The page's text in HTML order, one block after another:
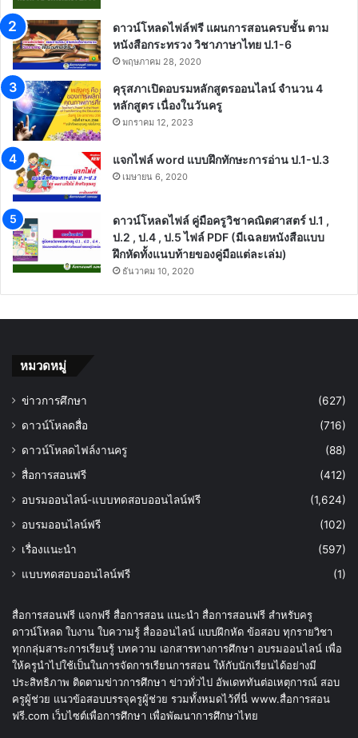
ดาวน์โหลดไฟล์ฟรี แผนการสอนครบชั้น ตาม
หนังสือกระทรวง วิชาภาษาไทย ป.1-6
พฤษภาคม 28, 2020
คุรุสภาเปิดอบรมหลักสูตรออนไลน์ จำนวน 4
หลักสูตร เนื่องในวันครู
มกราคม 12, 2023
แจกไฟล์ word แบบฝึกทักษะการอ่าน ป.1-ป.3
เมษายน 6, 2020
ดาวน์โหลดไฟล์ คู่มือครูวิชาคณิตศาสตร์ ป.1 ,
ป.2 , ป.4 , ป.5 ไฟล์ PDF (มีเฉลยหนังสือแบบ
ฝึกหัดทั้งแนบท้ายของคู่มือแต่ละเล่ม)
ธันวาคม 10, 2020
หมวดหมู่
ข่าวการศึกษา
(627)
ดาวน์โหลดสื่อ
(716)
ดาวน์โหลดไฟล์งานครู
(88)
สื่อการสอนฟรี
(412)
อบรมออนไลน์-แบบทดสอบออนไลน์ฟรี
(1,624)
อบรมออนไลน์ฟรี
(102)
เรื่องแนะนำ
(597)
แบบทดสอบออนไลน์ฟรี
(1)
สื่อการสอนฟรี แจกฟรี สื่อการสอน แนะนำ สื่อการสอนฟรี สำหรับครู
ดาวน์โหลด ใบงาน ใบความรู้ สื่อออนไลน์ แบบฝึกหัด ข้อสอบ ทุกรายวิชา
ทุกกลุ่มสาระการเรียนรู้ บทความ เอกสารทางการศึกษา อบรมออนไลน์ เพื่อ
ให้ครูนำไปใช้เป็นในการจัดการเรียนการสอน ให้กับนักเรียนได้อย่างมี
ประสิทธิภาพ ติดตามข่าวการศึกษา ข่าวทั่วไป อัพเดททันต่อเหตุการณ์ สอบ
ครูผู้ช่วย แนวข้อสอบบรรจุครูผู้ช่วย รวมทั้งหมดไว้ที่นี่ www.สื่อการสอน
ฟรี.com เว็บไซต์เพื่อการศึกษา เพื่อพัฒนาการศึกษาไทย